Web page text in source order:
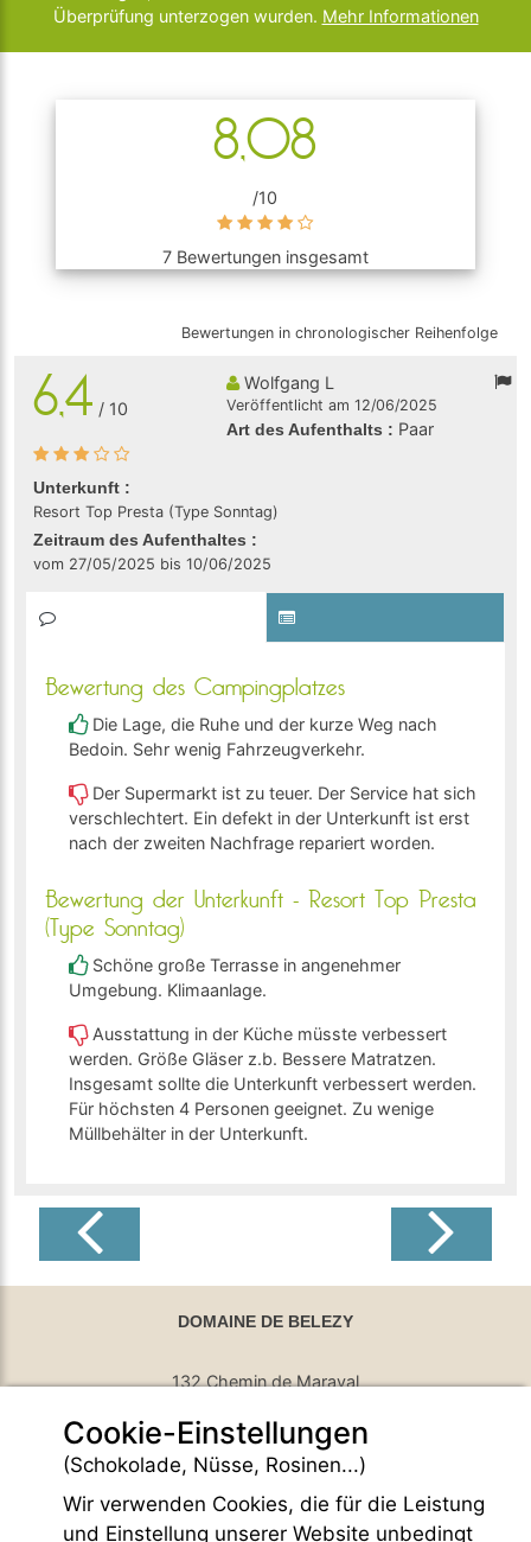
Überprüfung unterzogen wurden. Mehr Informationen
8,08
/10
7 Bewertungen insgesamt
Bewertungen in chronologischer Reihenfolge
6,4 / 10
Wolfgang L
Veröffentlicht am 12/06/2025
Art des Aufenthalts : Paar
Unterkunft :
Resort Top Presta (Type Sonntag)
Zeitraum des Aufenthaltes :
vom 27/05/2025 bis 10/06/2025
Bewertung des Campingplatzes
Die Lage, die Ruhe und der kurze Weg nach
Bedoin. Sehr wenig Fahrzeugverkehr.
Der Supermarkt ist zu teuer. Der Service hat sich
verschlechtert. Ein defekt in der Unterkunft ist erst
nach der zweiten Nachfrage repariert worden.
Bewertung der Unterkunft - Resort Top Presta
(Type Sonntag)
Schöne große Terrasse in angenehmer
Umgebung. Klimaanlage.
Ausstattung in der Küche müsste verbessert
werden. Größe Gläser z.b. Bessere Matratzen.
Insgesamt sollte die Unterkunft verbessert werden.
Für höchsten 4 Personen geeignet. Zu wenige
Müllbehälter in der Unterkunft.
DOMAINE DE BELEZY
132 Chemin de Maraval
84410 Bedoin - France
GPS Latitude : 44.130661010742187
GPS Longitude : 5.1876931190490723
E-mail : belezy@libranoo.com
Tél : +33(0)4 90 65 60 18
Cookie-Einstellungen
(Schokolade, Nüsse, Rosinen...)
Wir verwenden Cookies, die für die Leistung
und Einstellung unserer Website unbedingt